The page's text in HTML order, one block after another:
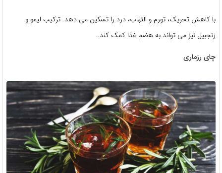
با کاهش تحریک، تورم و التهاب، درد را تسکین می دهد. ترکیب لیمو و
زنجبیل نیز می تواند به هضم غذا کمک کند.
چای رزماری